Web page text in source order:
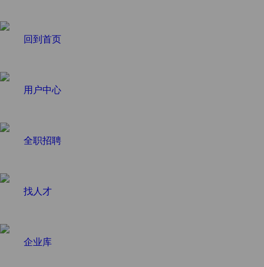
回到首页
用户中心
全职招聘
找人才
企业库